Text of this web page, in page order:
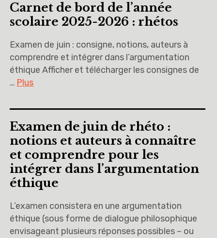
Carnet de bord de l’année
scolaire 2025-2026 : rhétos
Examen de juin : consigne, notions, auteurs à
comprendre et intégrer dans l’argumentation
éthique Afficher et télécharger les consignes de
… Plus
Examen de juin de rhéto :
notions et auteurs à connaître
et comprendre pour les
intégrer dans l’argumentation
éthique
L’examen consistera en une argumentation
éthique (sous forme de dialogue philosophique
envisageant plusieurs réponses possibles – ou